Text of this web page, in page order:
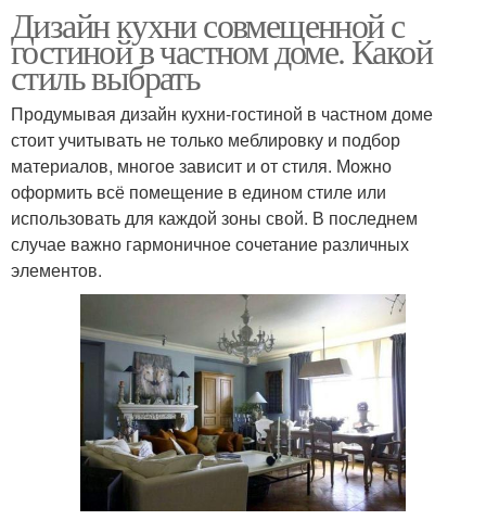
Дизайн кухни совмещенной с
гостиной в частном доме. Какой
стиль выбрать
Продумывая дизайн кухни-гостиной в частном доме
стоит учитывать не только меблировку и подбор
материалов, многое зависит и от стиля. Можно
оформить всё помещение в едином стиле или
использовать для каждой зоны свой. В последнем
случае важно гармоничное сочетание различных
элементов.